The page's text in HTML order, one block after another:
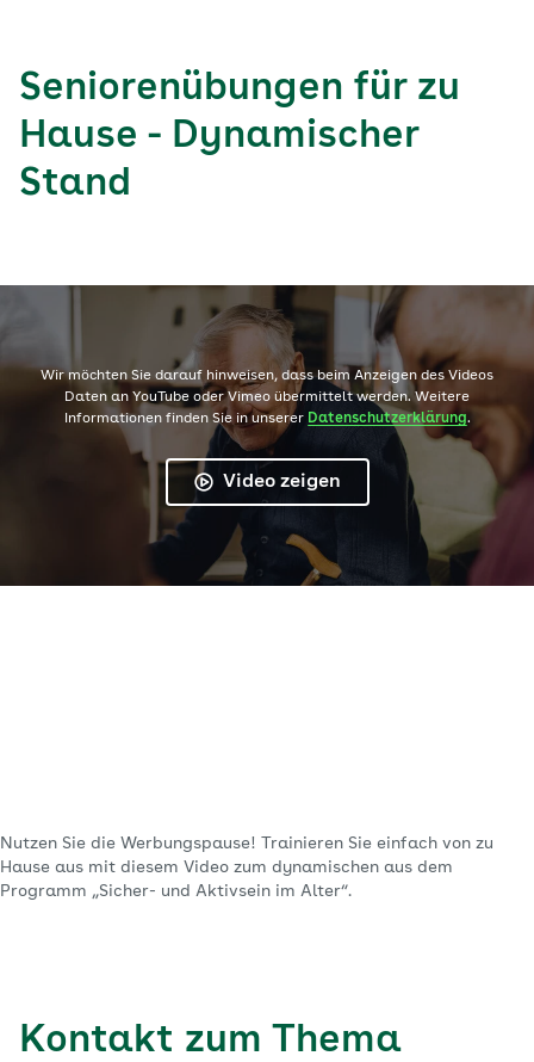
Seniorenübungen für zu
Hause - Dynamischer
Stand
Wir möchten Sie darauf hinweisen, dass beim Anzeigen des Videos
Daten an YouTube oder Vimeo übermittelt werden. Weitere
Informationen finden Sie in unserer Datenschutzerklärung.
Video zeigen
Nutzen Sie die Werbungspause! Trainieren Sie einfach von zu
Hause aus mit diesem Video zum dynamischen aus dem
Programm „Sicher- und Aktivsein im Alter“.
Kontakt zum Thema